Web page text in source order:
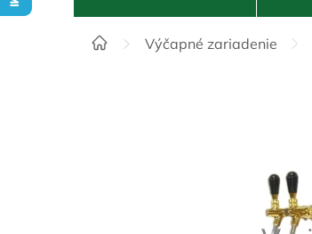
DomovVýčapné zariadenie